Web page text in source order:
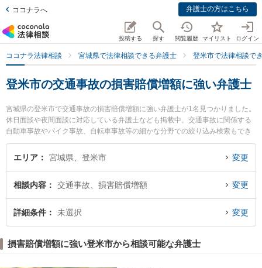
ココナラへ 弁護士の方はこちら
投稿する 探す 閲覧履歴 マイリスト ログイン
ココナラ法律相談 宮城県で法律相談できる弁護士 登米市で法律相談で
登米市の交通事故の損害賠償増額に強い弁護士
宮城県の登米市で交通事故の損害賠償増額に強い弁護士が1名見つかりました。
休日面談や夜間面談に対応している弁護士なども掲載中。交通事故に関係する
自動車事故やバイク事故、自転車事故等の細かな分野での絞り込み検索もでき
便利です。特に菅野高雄法律事務所の菅野 高雄弁護士のプロフィール情報や弁
護士費用、強みなどが注目されています。『登米市で土日や夜間に発生した交
回相談無料で交通事故の損害賠償増額を法律相談できる登米市内の弁護士に相
談予約したい』などでお困りの相談者さんにおすすめです。
エリア 宮城県、登米市 変更
相談内容 交通事故、損害賠償増額 変更
詳細条件 未選択 変更
損害賠償増額に強い登米市から相談可能な弁護士